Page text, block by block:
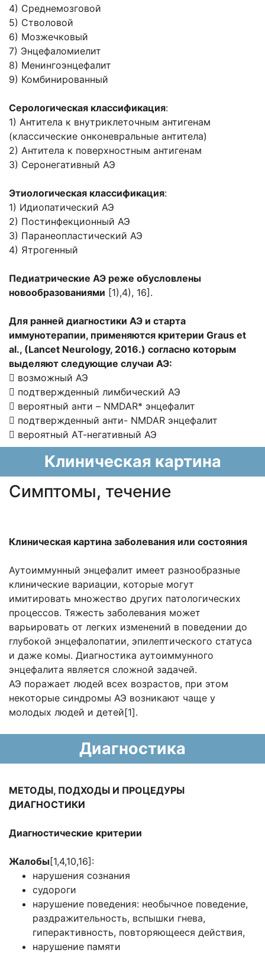
4) Среднемозговой
5) Стволовой
6) Мозжечковый
7) Энцефаломиелит
8) Менингоэнцефалит
9) Комбинированный
Серологическая классификация:
1) Антитела к внутриклеточным антигенам
(классические онконевральные антитела)
2) Антитела к поверхностным антигенам
3) Серонегативный АЭ
Этиологическая классификация:
1) Идиопатический АЭ
2) Постинфекционный АЭ
3) Паранеопластический АЭ
4) Ятрогенный
Педиатрические АЭ реже обусловлены
новообразованиями [1),4), 16].
Для ранней диагностики АЭ и старта
иммунотерапии, применяются критерии Graus et
al., (Lancet Neurology, 2016.) согласно которым
выделяют следующие случаи АЭ:
 возможный АЭ
 подтвержденный лимбический АЭ
 вероятный анти – NMDAR* энцефалит
 подтвержденный анти- NMDAR энцефалит
 вероятный АТ-негативный АЭ
Клиническая картина
Cимптомы, течение
Клиническая картина заболевания или состояния
Аутоиммунный энцефалит имеет разнообразные
клинические вариации, которые могут
имитировать множество других патологических
процессов. Тяжесть заболевания может
варьировать от легких изменений в поведении до
глубокой энцефалопатии, эпилептического статуса
и даже комы. Диагностика аутоиммунного
энцефалита является сложной задачей.
АЭ поражает людей всех возрастов, при этом
некоторые синдромы АЭ возникают чаще у
молодых людей и детей[1].
Диагностика
МЕТОДЫ, ПОДХОДЫ И ПРОЦЕДУРЫ
ДИАГНОСТИКИ
Диагностические критерии
Жалобы[1,4,10,16]:
нарушения сознания
судороги
нарушение поведения: необычное поведение,
раздражительность, вспышки гнева,
гиперактивность, повторяющееся действия,
нарушение памяти